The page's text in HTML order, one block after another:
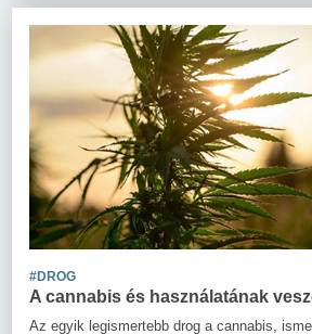
#DROG
A cannabis és használatának
Az egyik legismertebb drog a cannabis,